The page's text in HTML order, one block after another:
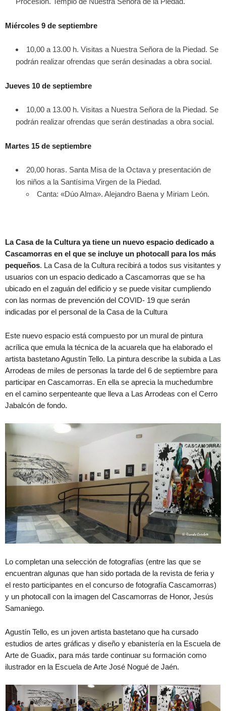
Miércoles 9 de septiembre
10,00 a 13.00 h. Visitas a Nuestra Señora de la Piedad. Se
podrán realizar ofrendas que serán desinadas a obra social.
Jueves 10 de septiembre
10,00 a 13.00 h. Visitas a Nuestra Señora de la Piedad. Se
podrán realizar ofrendas que serán destinadas a obra social.
Martes 15 de septiembre
20,00 horas. Santa Misa de la Octava y presentación de
los niños a la Santísima Virgen de la Piedad.
Canta: «Dúo Alma». Alejandro Baena y Miriam León.
La Casa de la Cultura ya tiene un nuevo espacio dedicado a
Cascamorras en el que se incluye un photocall para los más
pequeños. La Casa de la Cultura recibirá a todos sus visitantes y
usuarios con un espacio dedicado a Cascamorras que se ha
ubicado en el zaguán del edificio y se puede visitar cumpliendo
con las normas de prevención del COVID- 19 que serán
indicadas por el personal de la Casa de la Cultura
Este nuevo espacio está compuesto por un mural de pintura
acrílica que emula la técnica de la acuarela que ha elaborado el
artista bastetano Agustín Tello. La pintura describe la subida a Las
Arrodeas de miles de personas la tarde del 6 de septiembre para
participar en Cascamorras. En ella se aprecia la muchedumbre
en el camino serpenteante que lleva a Las Arrodeas con el Cerro
Jabalcón de fondo.
Lo completan una selección de fotografías (entre las que se
encuentran algunas que han sido portada de la revista de feria y
el resto participantes en el concurso de fotografía Cascamorras)
y un photocall con la imagen del Cascamorras de Honor, Jesús
Samaniego.
Agustín Tello, es un joven artista bastetano que ha cursado
estudios de artes gráficas y diseño y ebanistería en la Escuela de
Arte de Guadix, para más tarde continuar su formación como
ilustrador en la Escuela de Arte José Nogué de Jaén.